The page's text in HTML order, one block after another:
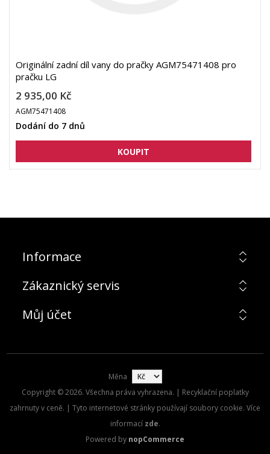
Originální zadní díl vany do pračky AGM75471408 pro
pračku LG
2 935,00 Kč
AGM75471408
Dodání do 7 dnů
Informace
Zákaznický servis
Můj účet
Měna
Copyright © 2026. Všechna práva vyhrazena. | Recyklační poplatky
zahrnuty v ceně. | Tyto internetové stránky používají soubory cookie. Více
informací zde.
Powered by nopCommerce